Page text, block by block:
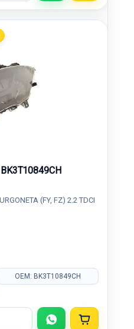
(FY, FZ) 2.2 TDCI
OEM: BK3T10849CH